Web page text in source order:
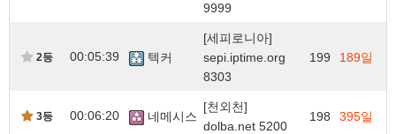
9999
2등 00:05:39 텍커
[세피로니아]
sepi.iptime.org
8303
199 189일
3등 00:06:20 네메시스
[천외천]
dolba.net 5200
198 395일